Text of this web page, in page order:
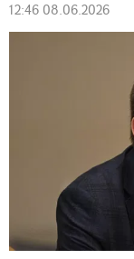
12:46 08.06.2026